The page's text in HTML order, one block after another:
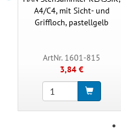
A4/C4, mit Sicht- und
Griffloch, pastellgelb
ArtNr. 1601-815
3,84 €